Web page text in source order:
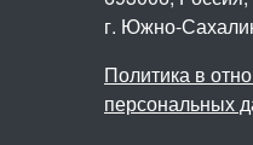
г. Южно-
Политика в
персональных